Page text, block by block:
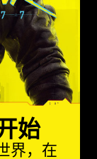
始
界，在